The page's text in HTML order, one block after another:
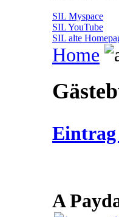
SIL Myspace
SIL YouTube
SIL alte
Home
A